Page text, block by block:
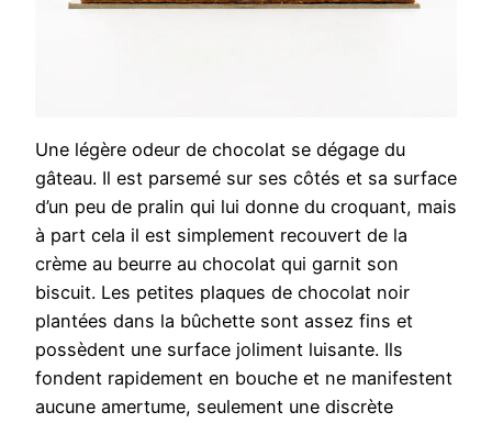
Une légère odeur de chocolat se dégage du
gâteau. Il est parsemé sur ses côtés et sa surface
d’un peu de pralin qui lui donne du croquant, mais
à part cela il est simplement recouvert de la
crème au beurre au chocolat qui garnit son
biscuit. Les petites plaques de chocolat noir
plantées dans la bûchette sont assez fins et
possèdent une surface joliment luisante. Ils
fondent rapidement en bouche et ne manifestent
aucune amertume, seulement une discrète